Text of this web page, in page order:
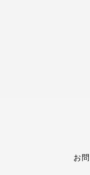
お